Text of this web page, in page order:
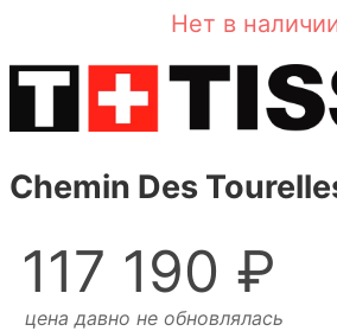
Нет в
Chemin Des
117 190 ₽
цена давно не обновлялась